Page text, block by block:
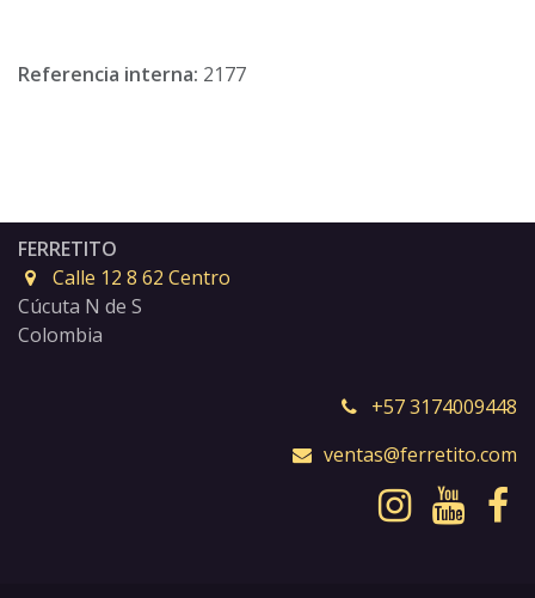
Referencia interna: 2177
FERRETITO
Calle 12 8 62 Centro
Cúcuta N de S
Colombia
+57 3174009448
ventas@ferretito.com